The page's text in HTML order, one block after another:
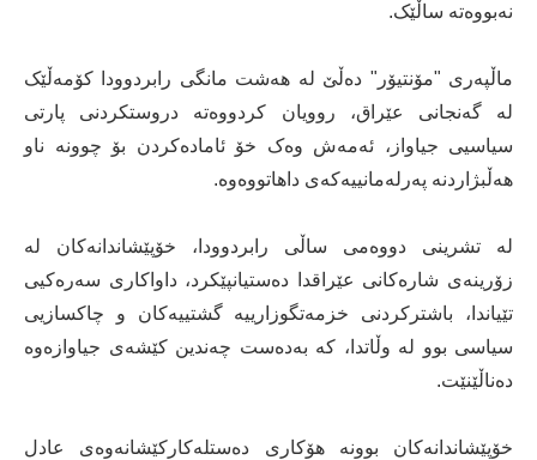
نەبووەتە ساڵێک.
ماڵپەری "مۆنتیۆر" دەڵێ لە هەشت مانگی رابردوودا کۆمەڵێک
لە گەنجانی عێراق، روویان کردووەتە دروستکردنی پارتی
سیاسیی جیاواز، ئەمەش وەک خۆ ئامادەکردن بۆ چوونە ناو
هەڵبژاردنە پەرلەمانییەکەی داهاتووەوە.
لە تشرینی دووەمی ساڵی رابردوودا، خۆپێشاندانەکان لە
زۆرینەی شارەکانی عێراقدا دەستیانپێکرد، داواکاری سەرەکیی
تێیاندا، باشترکردنی خزمەتگوزارییە گشتییەکان و چاکسازیی
سیاسی بوو لە وڵاتدا، کە بەدەست چەندین کێشەی جیاوازەوە
دەناڵێنێت.
خۆپێشاندانەکان بوونە هۆکاری دەستلەکارکێشانەوەی عادل